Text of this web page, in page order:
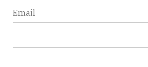
Email